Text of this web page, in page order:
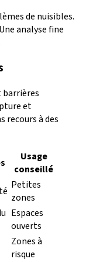
de nuisibles.
analyse fine
barrières
et
recours à des
Usage
conseillé
Petites
zones
Espaces
ouverts
Zones à
risque